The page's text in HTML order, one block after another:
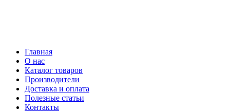
Главная
О нас
Каталог товаров
Производители
Доставка и оплата
Полезные статьи
Контакты